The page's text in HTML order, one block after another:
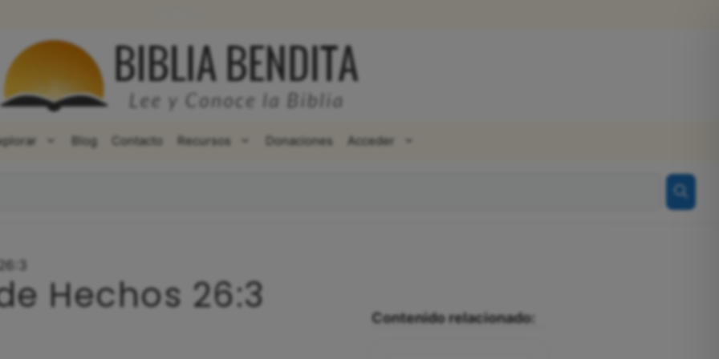
Blog Contacto Recursos Donaciones Acceder
Hechos 26:3 Contenido relacionado: